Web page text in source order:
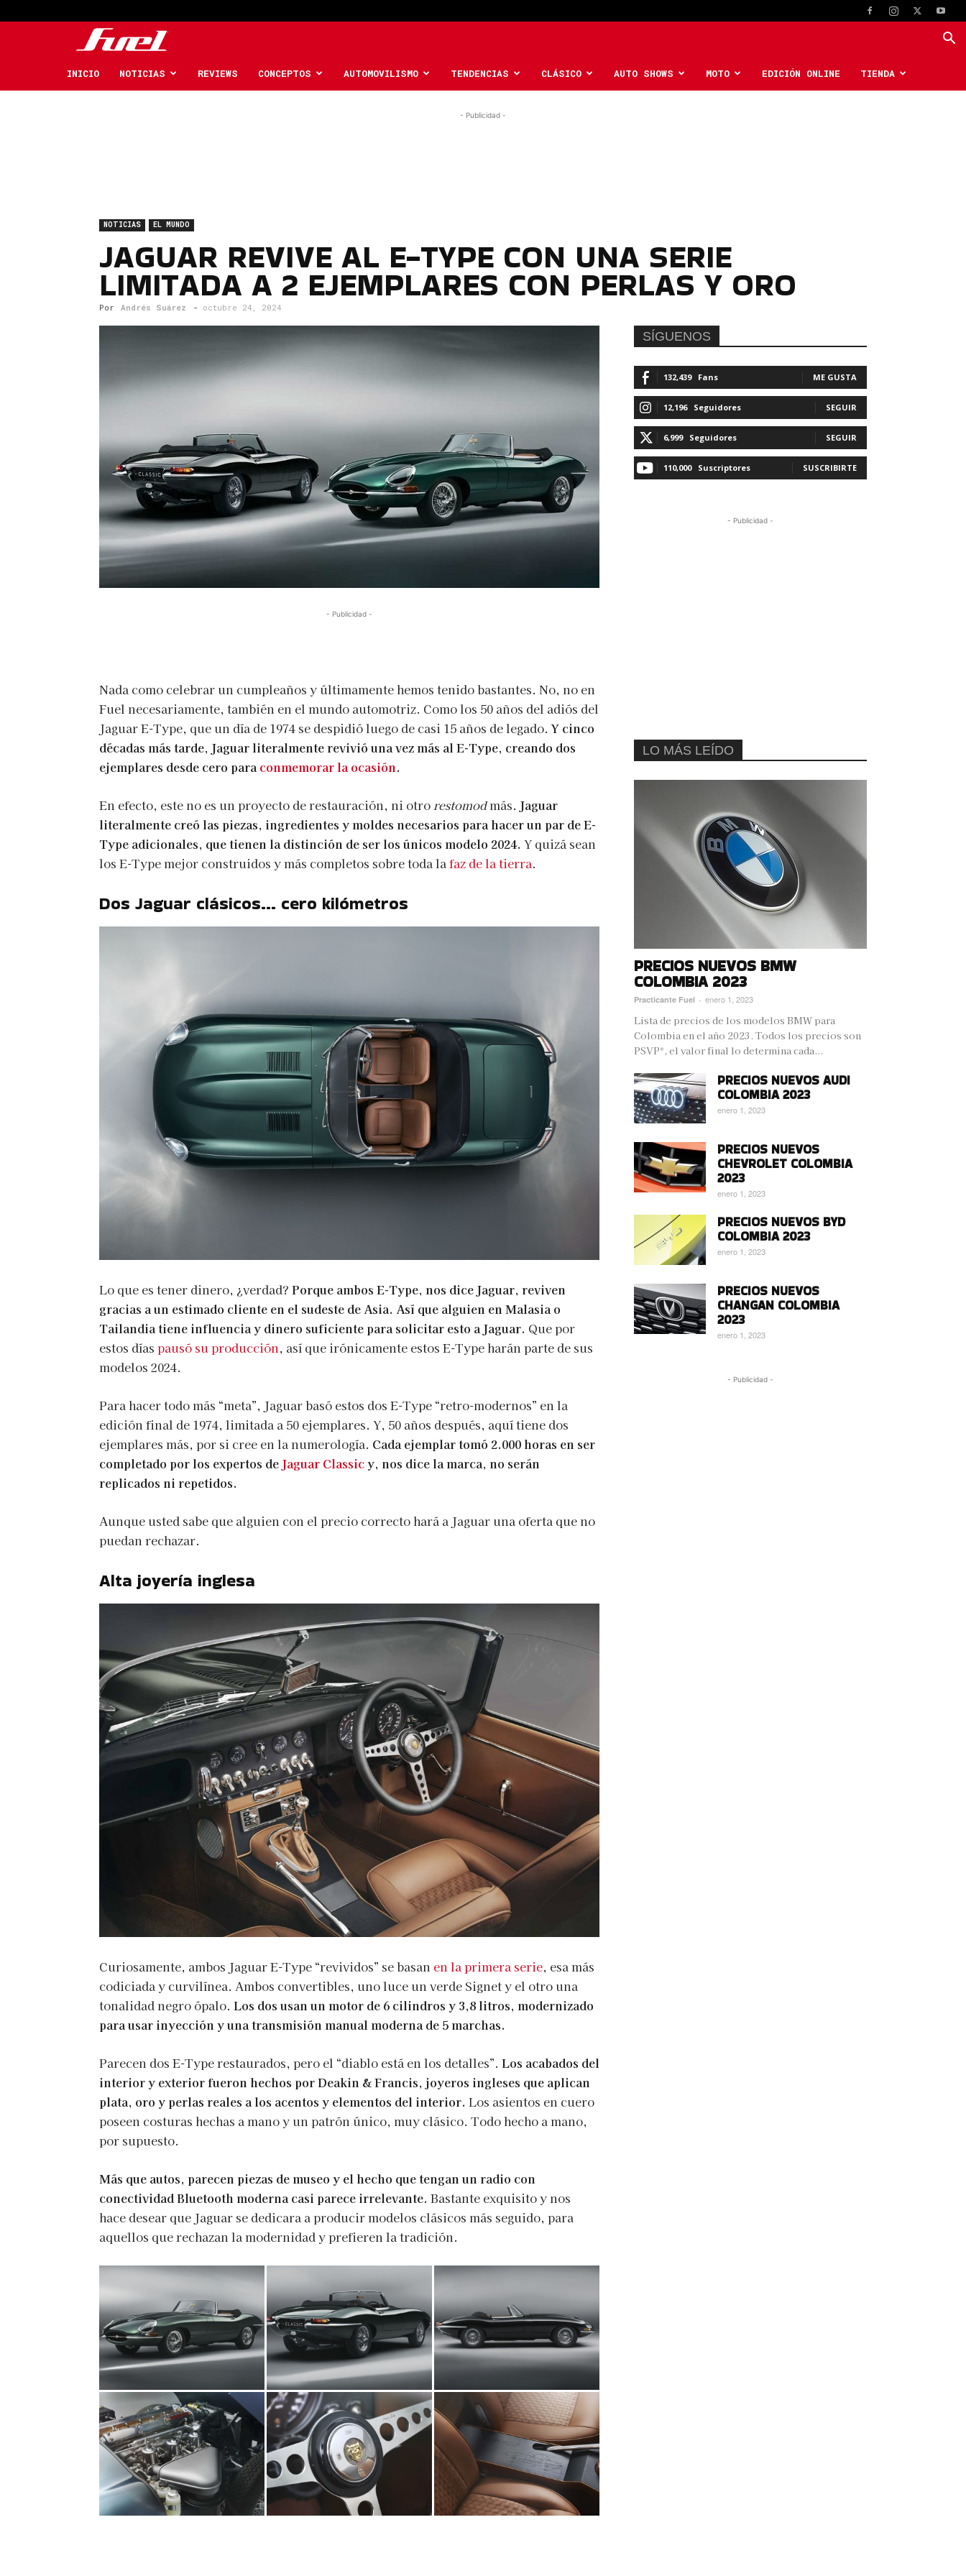
Car
INICIO NOTICIAS REVIEWS CONCEPTOS AUTOMOVILISMO TENDENCIAS CLÁSICO AUTO SHOWS MOTO EDICIÓN ONLINE TIENDA
- Publicidad -
NOTICIAS EL MUNDO
JAGUAR REVIVE AL E-TYPE CON UNA SERIE
LIMITADA A 2 EJEMPLARES CON PERLAS Y ORO
Por Andrés Suárez - octubre 24, 2024
- Publicidad -
Nada como celebrar un cumpleaños y últimamente hemos tenido bastantes. No, no en
Fuel necesariamente, también en el mundo automotriz. Como los 50 años del adiós del
Jaguar E-Type, que un día de 1974 se despidió luego de casi 15 años de legado.Y cinco
décadas más tarde, Jaguar literalmente revivió una vez más al E-Type, creando dos
ejemplares desde cero paraconmemorar la ocasión.
En efecto, este no es un proyecto de restauración, ni otrorestomodmás. Jaguar
literalmente creó las piezas, ingredientes y moldes necesarios para hacer un par de E-
Type adicionales, que tienen la distinción de ser los únicos modelo 2024. Y quizá sean
los E-Type mejor construidos y más completos sobre toda lafaz de la tierra.
Dos Jaguar clásicos… cero kilómetros
Lo que es tener dinero, ¿verdad? Porque ambos E-Type, nos dice Jaguar, reviven
gracias a un estimado cliente en el sudeste de Asia. Así que alguien en Malasia o
Tailandia tiene influencia y dinero suficiente para solicitar esto a Jaguar. Que por
estos días pausó su producción, así que irónicamente estos E-Type harán parte de sus
modelos 2024.
Para hacer todo más “meta”, Jaguar basó estos dos E-Type “retro-modernos” en la
edición final de 1974, limitada a 50 ejemplares. Y, 50 años después, aquí tiene dos
ejemplares más, por si cree en la numerología. Cada ejemplar tomó 2.000 horas en ser
completado por los expertos de Jaguar Classicy, nos dice la marca, no serán
replicados ni repetidos.
Aunque usted sabe que alguien con el precio correcto hará a Jaguar una oferta que no
puedan rechazar.
Alta joyería inglesa
Curiosamente, ambos Jaguar E-Type “revividos” se basan en la primera serie, esa más
codiciada y curvilínea. Ambos convertibles, uno luce un verde Signet y el otro una
tonalidad negro ópalo. Los dos usan un motor de 6 cilindros y 3,8 litros, modernizado
para usar inyección y una transmisión manual moderna de 5 marchas.
Parecen dos E-Type restaurados, pero el “diablo está en los detalles”. Los acabados del
interior y exterior fueron hechos por Deakin & Francis, joyeros ingleses que aplican
plata, oro y perlas reales a los acentos y elementos del interior. Los asientos en cuero
poseen costuras hechas a mano y un patrón único, muy clásico. Todo hecho a mano,
por supuesto.
Más que autos, parecen piezas de museo y el hecho que tengan un radio con
conectividad Bluetooth moderna casi parece irrelevante. Bastante exquisito y nos
hace desear que Jaguar se dedicara a producir modelos clásicos más seguido, para
aquellos que rechazan la modernidad y prefieren la tradición.
SÍGUENOS
132,439 Fans ME GUSTA
12,196 Seguidores SEGUIR
6,999 Seguidores SEGUIR
110,000 Suscriptores SUSCRIBIRTE
- Publicidad -
LO MÁS LEÍDO
PRECIOS NUEVOS BMW
COLOMBIA 2023
Practicante Fuel - enero 1, 2023
Lista de precios de los modelos BMW para
Colombia en el año 2023. Todos los precios son
PSVP*, el valor final lo determina cada...
PRECIOS NUEVOS AUDI
COLOMBIA 2023
enero 1, 2023
PRECIOS NUEVOS
CHEVROLET COLOMBIA
2023
enero 1, 2023
PRECIOS NUEVOS BYD
COLOMBIA 2023
enero 1, 2023
PRECIOS NUEVOS
CHANGAN COLOMBIA
2023
enero 1, 2023
- Publicidad -